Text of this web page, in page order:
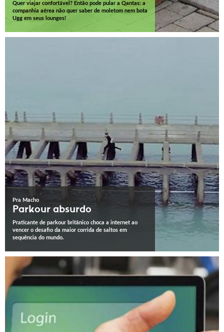
Quer viajar confortável? Então pode pular a Qantas: a
companhia aérea não quer saber de moletom nem bota
Ugg em seus lounges!
Pra Macho
Parkour absurdo
Praticante de parkour britânico choca a internet ao
vencer o desafio da maior corrida de saltos em
sequência do mundo.